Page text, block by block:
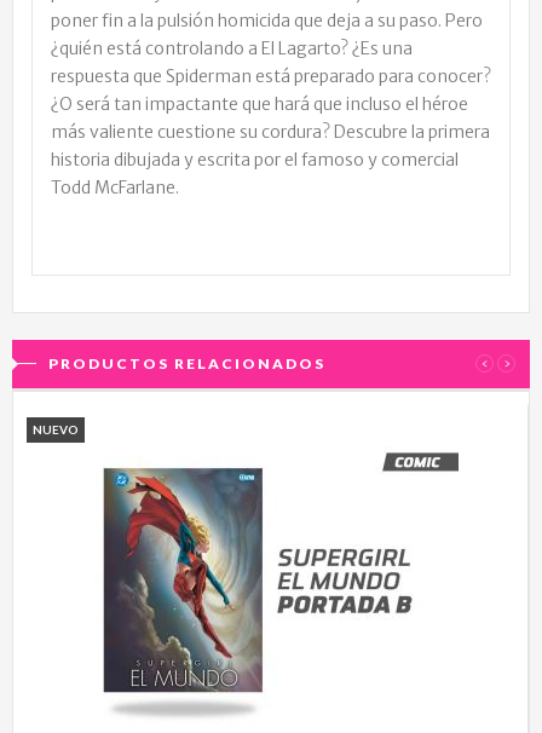
poner fin a la pulsión homicida que deja a su paso. Pero
¿quién está controlando a El Lagarto? ¿Es una
respuesta que Spiderman está preparado para conocer?
¿O será tan impactante que hará que incluso el héroe
más valiente cuestione su cordura? Descubre la primera
historia dibujada y escrita por el famoso y comercial
Todd McFarlane.
PRODUCTOS RELACIONADOS ‹ ›
NUEVO